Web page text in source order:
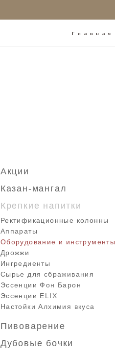
Главная
Акции
Казан-мангал
Крепкие напитки
Ректификационные колонны
Аппараты
Оборудование и инструменты
Дрожжи
Ингредиенты
Сырье для сбраживания
Эссенции Фон Барон
Эссенции ELIX
Настойки Алхимия вкуса
Пивоварение
Дубовые бочки